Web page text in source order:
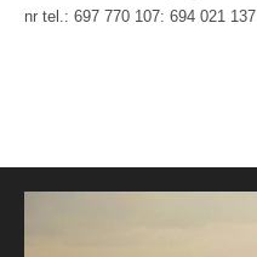
nr tel.: 697 770 107: 694 021 137